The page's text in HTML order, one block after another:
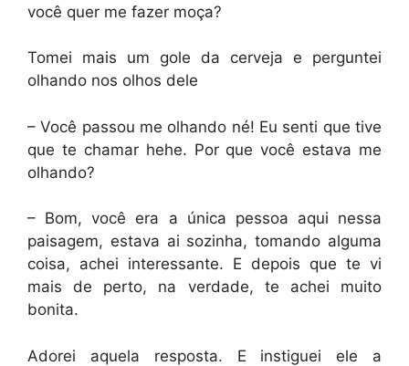
você quer me fazer moça?
Tomei mais um gole da cerveja e perguntei
olhando nos olhos dele
– Você passou me olhando né! Eu senti que tive
que te chamar hehe. Por que você estava me
olhando?
– Bom, você era a única pessoa aqui nessa
paisagem, estava ai sozinha, tomando alguma
coisa, achei interessante. E depois que te vi
mais de perto, na verdade, te achei muito
bonita.
Adorei aquela resposta. E instiguei ele a